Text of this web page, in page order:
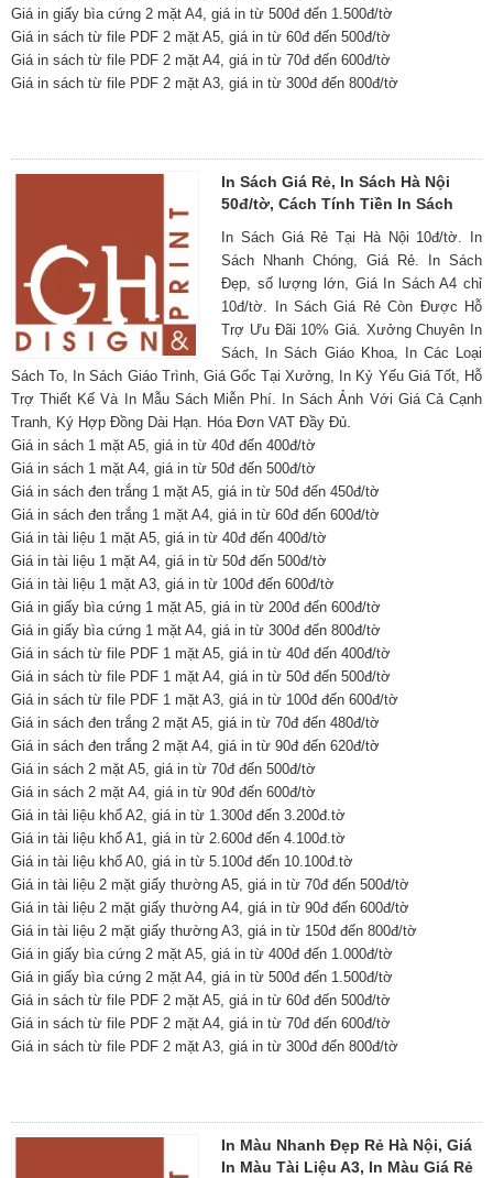
Giá in giấy bìa cứng 2 mặt A4, giá in từ 500đ đến 1.500đ/tờ
Giá in sách từ file PDF 2 mặt A5, giá in từ 60đ đến 500đ/tờ
Giá in sách từ file PDF 2 mặt A4, giá in từ 70đ đến 600đ/tờ
Giá in sách từ file PDF 2 mặt A3, giá in từ 300đ đến 800đ/tờ
In Sách Giá Rẻ, In Sách Hà Nội
50đ/tờ, Cách Tính Tiền In Sách
In Sách Giá Rẻ Tại Hà Nội 10đ/tờ. In
Sách Nhanh Chóng, Giá Rẻ. In Sách
Đẹp, số lượng lớn, Giá In Sách A4 chỉ
10đ/tờ. In Sách Giá Rẻ Còn Được Hỗ
Trợ Ưu Đãi 10% Giá. Xưởng Chuyên In
Sách, In Sách Giáo Khoa, In Các Loại
Sách To, In Sách Giáo Trình, Giá Gốc Tại Xưởng, In Kỷ Yếu Giá Tốt, Hỗ
Trợ Thiết Kế Và In Mẫu Sách Miễn Phí. In Sách Ảnh Với Giá Cả Cạnh
Tranh, Ký Hợp Đồng Dài Hạn. Hóa Đơn VAT Đầy Đủ.
Giá in sách 1 mặt A5, giá in từ 40đ đến 400đ/tờ
Giá in sách 1 mặt A4, giá in từ 50đ đến 500đ/tờ
Giá in sách đen trắng 1 mặt A5, giá in từ 50đ đến 450đ/tờ
Giá in sách đen trắng 1 mặt A4, giá in từ 60đ đến 600đ/tờ
Giá in tài liệu 1 mặt A5, giá in từ 40đ đến 400đ/tờ
Giá in tài liệu 1 mặt A4, giá in từ 50đ đến 500đ/tờ
Giá in tài liệu 1 mặt A3, giá in từ 100đ đến 600đ/tờ
Giá in giấy bìa cứng 1 mặt A5, giá in từ 200đ đến 600đ/tờ
Giá in giấy bìa cứng 1 mặt A4, giá in từ 300đ đến 800đ/tờ
Giá in sách từ file PDF 1 mặt A5, giá in từ 40đ đến 400đ/tờ
Giá in sách từ file PDF 1 mặt A4, giá in từ 50đ đến 500đ/tờ
Giá in sách từ file PDF 1 mặt A3, giá in từ 100đ đến 600đ/tờ
Giá in sách đen trắng 2 mặt A5, giá in từ 70đ đến 480đ/tờ
Giá in sách đen trắng 2 mặt A4, giá in từ 90đ đến 620đ/tờ
Giá in sách 2 mặt A5, giá in từ 70đ đến 500đ/tờ
Giá in sách 2 mặt A4, giá in từ 90đ đến 600đ/tờ
Giá in tài liệu khổ A2, giá in từ 1.300đ đến 3.200đ.tờ
Giá in tài liệu khổ A1, giá in từ 2.600đ đến 4.100đ.tờ
Giá in tài liệu khổ A0, giá in từ 5.100đ đến 10.100đ.tờ
Giá in tài liệu 2 mặt giấy thường A5, giá in từ 70đ đến 500đ/tờ
Giá in tài liệu 2 mặt giấy thường A4, giá in từ 90đ đến 600đ/tờ
Giá in tài liệu 2 mặt giấy thường A3, giá in từ 150đ đến 800đ/tờ
Giá in giấy bìa cứng 2 mặt A5, giá in từ 400đ đến 1.000đ/tờ
Giá in giấy bìa cứng 2 mặt A4, giá in từ 500đ đến 1.500đ/tờ
Giá in sách từ file PDF 2 mặt A5, giá in từ 60đ đến 500đ/tờ
Giá in sách từ file PDF 2 mặt A4, giá in từ 70đ đến 600đ/tờ
Giá in sách từ file PDF 2 mặt A3, giá in từ 300đ đến 800đ/tờ
In Màu Nhanh Đẹp Rẻ Hà Nội, Giá
In Màu Tài Liệu A3, In Màu Giá Rẻ